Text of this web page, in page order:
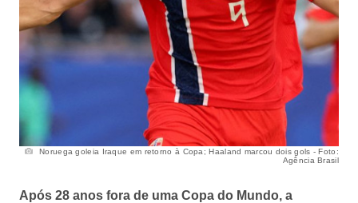
Noruega goleia Iraque em retorno à Copa; Haaland marcou dois gols - Foto:
Agência Brasil
Após 28 anos fora de uma Copa do Mundo, a